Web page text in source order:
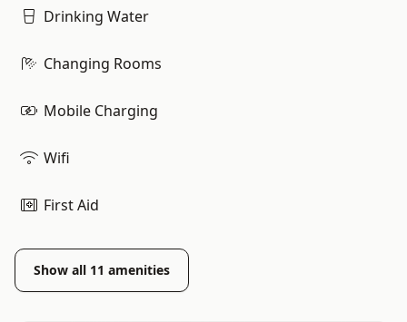
Drinking Water
Changing Rooms
Mobile Charging
Wifi
First Aid
Show all 11 amenities